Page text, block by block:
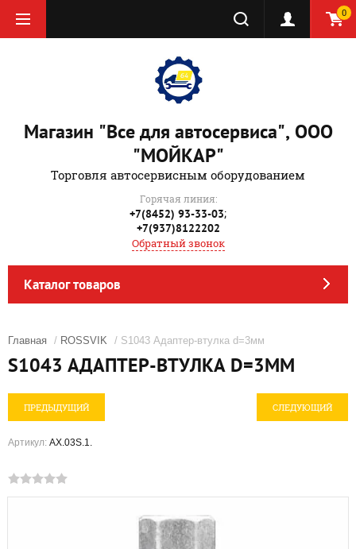
0
Магазин "Все для автосервиса", ООО
"МОЙКАР"
Торговля автосервисным оборудованием
Горячая линия:
+7(8452) 93-33-03;
+7(937)8122202
Обратный звонок
Каталог товаров
Главная / ROSSVIK / S1043 Адаптер-втулка d=3мм
S1043 АДАПТЕР-ВТУЛКА D=3ММ
ПРЕДЫДУЩИЙ СЛЕДУЮЩИЙ
Артикул: AX.03S.1.